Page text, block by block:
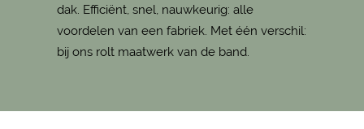
dak. Efficiënt, snel, nauwkeurig: alle
voordelen van een fabriek. Met één verschil:
bij ons rolt maatwerk van de band.